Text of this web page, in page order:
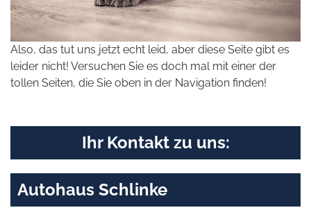
Also, das tut uns jetzt echt leid, aber diese Seite gibt es
leider nicht! Versuchen Sie es doch mal mit einer der
tollen Seiten, die Sie oben in der Navigation finden!
Ihr Kontakt zu uns:
Autohaus Schlinke